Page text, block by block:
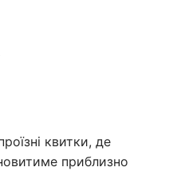
квитки, де
приблизно